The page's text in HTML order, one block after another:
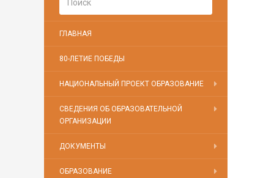
ГЛАВНАЯ
80-ЛЕТИЕ ПОБЕДЫ
НАЦИОНАЛЬНЫЙ ПРОЕКТ ОБРАЗОВАНИЕ
СВЕДЕНИЯ ОБ ОБРАЗОВАТЕЛЬНОЙ
ОРГАНИЗАЦИИ
ДОКУМЕНТЫ
ОБРАЗОВАНИЕ